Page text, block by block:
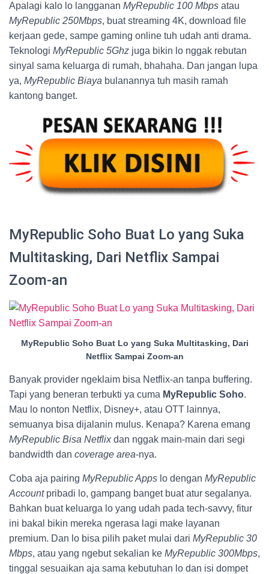
Apalagi kalo lo langganan MyRepublic 100 Mbps atau
MyRepublic 250Mbps, buat streaming 4K, download file
kerjaan gede, sampe gaming online tuh udah anti drama.
Teknologi MyRepublic 5Ghz juga bikin lo nggak rebutan
sinyal sama keluarga di rumah, bhahaha. Dan jangan lupa
ya, MyRepublic Biaya bulanannya tuh masih ramah
kantong banget.
MyRepublic Soho Buat Lo yang Suka
Multitasking, Dari Netflix Sampai
Zoom-an
MyRepublic Soho Buat Lo yang Suka Multitasking, Dari
Netflix Sampai Zoom-an
Banyak provider ngeklaim bisa Netflix-an tanpa buffering.
Tapi yang beneran terbukti ya cuma MyRepublic Soho.
Mau lo nonton Netflix, Disney+, atau OTT lainnya,
semuanya bisa dijalanin mulus. Kenapa? Karena emang
MyRepublic Bisa Netflixdan nggak main-main dari segi
bandwidth dan coverage area-nya.
Coba aja pairing MyRepublic Apps lo dengan MyRepublic
Accountpribadi lo, gampang banget buat atur segalanya.
Bahkan buat keluarga lo yang udah pada tech-savvy, fitur
ini bakal bikin mereka ngerasa lagi make layanan
premium. Dan lo bisa pilih paket mulai dari MyRepublic 30
Mbps, atau yang ngebut sekalian ke MyRepublic 300Mbps,
tinggal sesuaikan aja sama kebutuhan lo dan isi dompet